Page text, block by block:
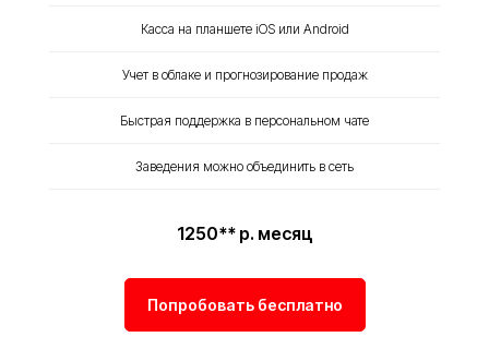
Касса на планшете iOS или Android
Учет в облаке и прогнозирование продаж
Быстрая поддержка в персональном чате
Заведения можно объединить в сеть
1250** р. месяц
Попробовать бесплатно